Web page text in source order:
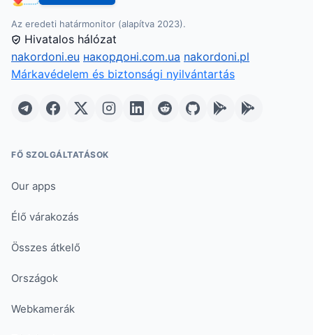
Az eredeti határmonitor (alapítva 2023).
Hivatalos hálózat
nakordoni.eu накордоні.com.ua nakordoni.pl
Márkavédelem és biztonsági nyilvántartás
FŐ SZOLGÁLTATÁSOK
Our apps
Élő várakozás
Összes átkelő
Országok
Webkamerák